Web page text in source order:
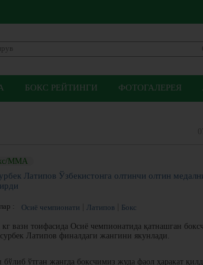
БОКС РЕЙТИНГИ ФОТОГАЛЕРЕЯ
ММА
Латипов Ўзбекистонга олтинчи олтин
: Осиё чемпионати Латипов Бокс
кг вазн тоифасида Осиё чемпионатида қатнашган
Латипов финалдаги жангини якунлади.
ўтган жангда боксчимиз жуда фаол ҳаракат